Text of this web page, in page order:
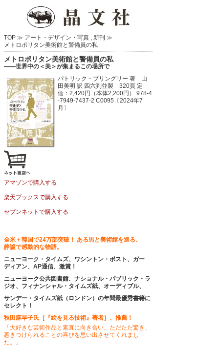
TOP ≫ アート・デザイン・写真 , 新刊 ≫
メトロポリタン美術館と警備員の私
メトロポリタン美術館と警備員の私
――世界中の＜美＞が集まるこの場所で
パトリック・ブリングリー 著 山
田美明 訳 四六判並製 320頁 定
価：2,420円（本体2,200円）
978-4
-7949-7437-2 C0095〔2024年7
月〕
アマゾンで購入する
楽天ブックスで購入する
セブンネットで購入する
全米＋韓国で24万部突破！
ある男と美術館を巡る、
静謐で感動的な物語。
ニューヨーク・タイムズ、ワシントン・ポスト、ガー
ディアン、AP通信、激賞！
ニューヨーク公共図書館、ナショナル・パブリック・ラ
ジオ、フィナンシャル・タイムズ紙、オーディブル、
サンデー・タイムズ紙（ロンドン）の年間最優秀書籍に
セレクト！
秋田麻早子氏［『絵を見る技術』著者］、推薦！
「大好きな芸術作品と素直に向き合い、ただただ驚き、
惹きつけられることの喜びを思い出させてくれまし
た。」